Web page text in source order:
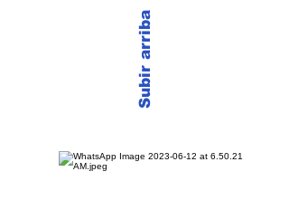
Subir arriba